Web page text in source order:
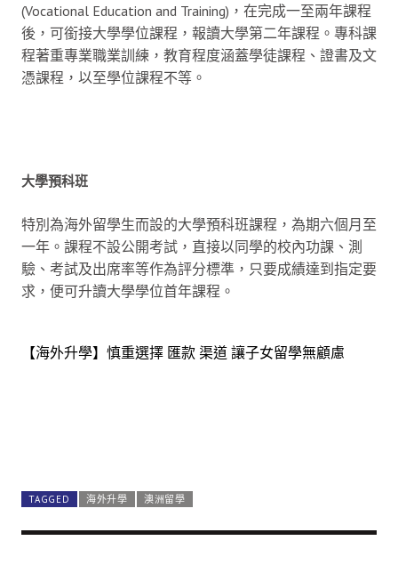
(Vocational Education and Training)，在完成一至兩年課程
後，可銜接大學學位課程，報讀大學第二年課程。專科課
程著重專業職業訓練，教育程度涵蓋學徒課程、證書及文
憑課程，以至學位課程不等。
大學預科班
特別為海外留學生而設的大學預科班課程，為期六個月至
一年。課程不設公開考試，直接以同學的校內功課、測
驗、考試及出席率等作為評分標準，只要成績達到指定要
求，便可升讀大學學位首年課程。
【海外升學】慎重選擇 匯款 渠道 讓子女留學無顧慮
TAGGED 海外升學 澳洲留學